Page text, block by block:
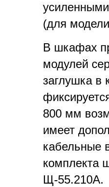
(для
В шкафах
модулей
заглушка в
800 мм
имеет
кабельные
комплекта
Щ-